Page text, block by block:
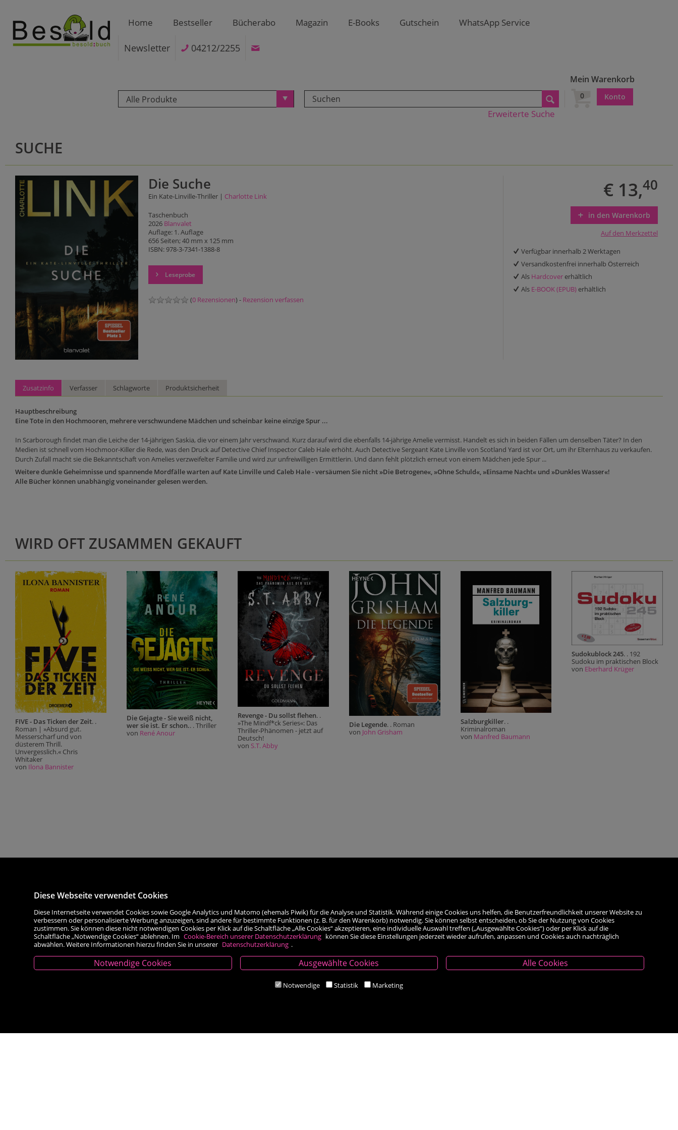
Home Bestseller Bücherabo Magazin E-Books Gutschein WhatsApp Service
Newsletter 04212/2255
Alle Produkte
Mein Warenkorb
0 Konto
Erweiterte Suche
SUCHE
Die Suche
Ein Kate-Linville-Thriller | Charlotte Link
Taschenbuch
2026 Blanvalet
Auflage: 1. Auflage
656 Seiten; 40 mm x 125 mm
ISBN: 978-3-7341-1388-8
Leseprobe
(0 Rezensionen) - Rezension verfassen
€ 13,40
in den Warenkorb
Auf den Merkzettel
Verfügbar innerhalb 2 Werktagen
Versandkostenfrei innerhalb Österreich
Als Hardcover erhältlich
Als E-BOOK (EPUB) erhältlich
Zusatzinfo Verfasser Schlagworte Produktsicherheit
Hauptbeschreibung
Eine Tote in den Hochmooren, mehrere verschwundene Mädchen und scheinbar keine einzige Spur ...
In Scarborough findet man die Leiche der 14-jährigen Saskia, die vor einem Jahr verschwand. Kurz darauf wird die ebenfalls 14-jährige Amelie vermisst. Handelt es sich in beiden Fällen um denselben Täter? In den
Medien ist schnell vom Hochmoor-Killer die Rede, was den Druck auf Detective Chief Inspector Caleb Hale erhöht. Auch Detective Sergeant Kate Linville von Scotland Yard ist vor Ort, um ihr Elternhaus zu verkaufen.
Durch Zufall macht sie die Bekanntschaft von Amelies verzweifelter Familie und wird zur unfreiwilligen Ermittlerin. Und dann fehlt plötzlich erneut von einem Mädchen jede Spur ...
Weitere dunkle Geheimnisse und spannende Mordfälle warten auf Kate Linville und Caleb Hale - versäumen Sie nicht »Die Betrogene«, »Ohne Schuld«, »Einsame Nacht« und »Dunkles Wasser«!
Alle Bücher können unabhängig voneinander gelesen werden.
WIRD OFT ZUSAMMEN GEKAUFT
FIVE - Das Ticken der Zeit. .
Roman | »Absurd gut.
Messerscharf und von
düsterem Thrill.
Unvergesslich.« Chris
Whitaker
von Ilona Bannister
Die Gejagte - Sie weiß nicht,
wer sie ist. Er schon.. . Thriller
von René Anour
Revenge - Du sollst flehen. .
»The Mindf*ck Series«: Das
Thriller-Phänomen - jetzt auf
Deutsch!
von S.T. Abby
Die Legende. . Roman
von John Grisham
Salzburgkiller. .
Kriminalroman
von Manfred Baumann
Sudokublock 245. . 192
Sudoku im praktischen Block
von Eberhard Krüger
Zahlungsarten
Diese Webseite verwendet Cookies
Diese Internetseite verwendet Cookies sowie Google Analytics und Matomo (ehemals Piwik) für die Analyse und Statistik. Während einige Cookies uns helfen, die Benutzerfreundlichkeit unserer Website zu
verbessern oder personalisierte Werbung anzuzeigen, sind andere für bestimmte Funktionen (z. B. für den Warenkorb) notwendig. Sie können selbst entscheiden, ob Sie der Nutzung von Cookies
zustimmen. Sie können diese nicht notwendigen Cookies per Klick auf die Schaltfläche „Alle Cookies“ akzeptieren, eine individuelle Auswahl treffen („Ausgewählte Cookies“) oder per Klick auf die
Schaltfläche „Notwendige Cookies“ ablehnen. Im Cookie-Bereich unserer Datenschutzerklärung können Sie diese Einstellungen jederzeit wieder aufrufen, anpassen und Cookies auch nachträglich
abwählen. Weitere Informationen hierzu finden Sie in unserer Datenschutzerklärung .
Notwendige Cookies Ausgewählte Cookies Alle Cookies
Notwendige Statistik Marketing